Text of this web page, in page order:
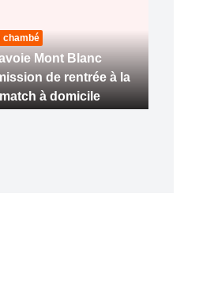
chambé
Mont Blanc
de rentrée à la
à domicile